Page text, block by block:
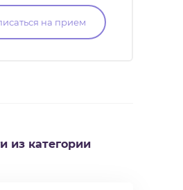
на прием
из категории